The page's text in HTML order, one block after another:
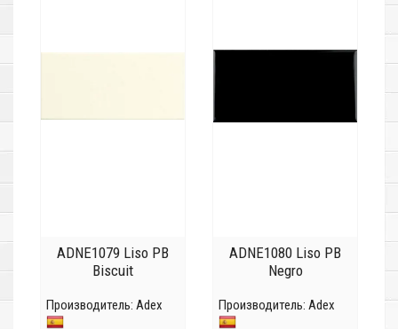
ADNE1079 Liso PB
Biscuit
Производитель: Adex
ADNE1080 Liso PB
Negro
Производитель: Adex